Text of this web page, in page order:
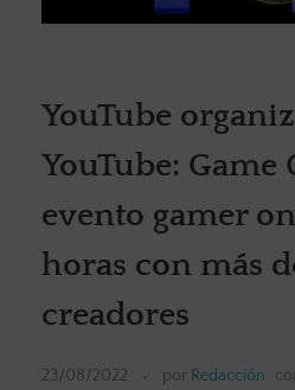
YouTube
YouTube: Game
evento gamer
horas con más
creadores
23/08/2022 por Redacción